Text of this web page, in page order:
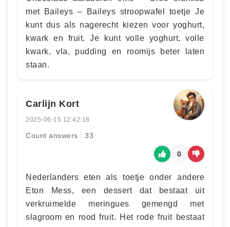
met Baileys – Baileys stroopwafel toetje Je
kunt dus als nagerecht kiezen voor yoghurt,
kwark en fruit. Je kunt volle yoghurt, volle
kwark, vla, pudding en roomijs beter laten
staan.
Carlijn Kort
2025-06-15 12:42:18
Count answers : 33
0
Nederlanders eten als toetje onder andere
Eton Mess, een dessert dat bestaat uit
verkruimelde meringues gemengd met
slagroom en rood fruit. Het rode fruit bestaat